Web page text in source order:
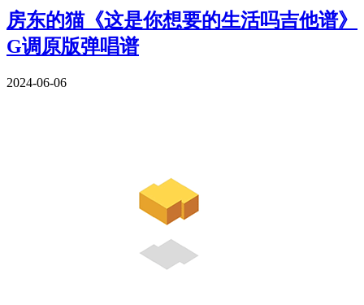
房东的猫《这是你想要的生活吗吉他谱》
G调原版弹唱谱
2024-06-06